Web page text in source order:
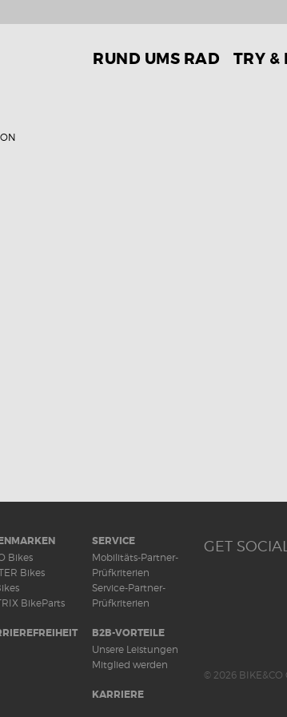
RUND UMS RAD TRY &
Bikes
Bikes
BikeParts
SERVICE
Mobilitäts-Partner-
Prüfkriterien
Service-Partner-
Prüfkriterien
B2B-VORTEILE
Unsere Leistungen
Mitglied werden
KARRIERE
GET
© 2026 BIKE&CO